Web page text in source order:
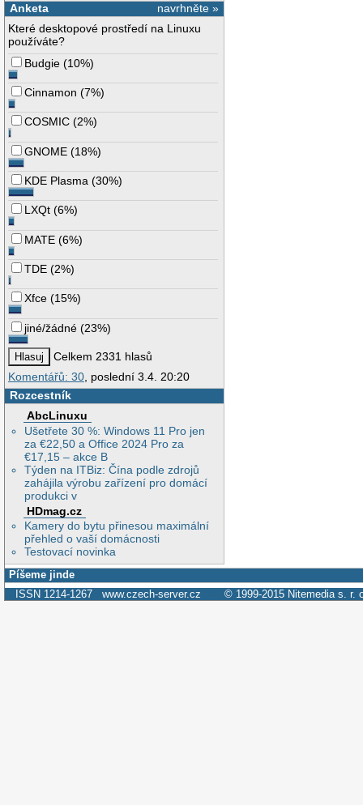
navrhněte »
Anketa
Které desktopové prostředí na Linuxu
používáte?
Budgie (10%)
Cinnamon (7%)
COSMIC (2%)
GNOME (18%)
KDE Plasma (30%)
LXQt (6%)
MATE (6%)
TDE (2%)
Xfce (15%)
jiné/žádné (23%)
Celkem 2331 hlasů
Komentářů: 30, poslední 3.4. 20:20
Rozcestník
AbcLinuxu
Ušetřete 30 %: Windows 11 Pro jen
za €22,50 a Office 2024 Pro za
€17,15 – akce B
Týden na ITBiz: Čína podle zdrojů
zahájila výrobu zařízení pro domácí
produkci v
HDmag.cz
Kamery do bytu přinesou maximální
přehled o vaší domácnosti
Testovací novinka
Píšeme jinde
ISSN 1214-1267 www.czech-server.cz © 1999-2015 Nitemedia s. r.